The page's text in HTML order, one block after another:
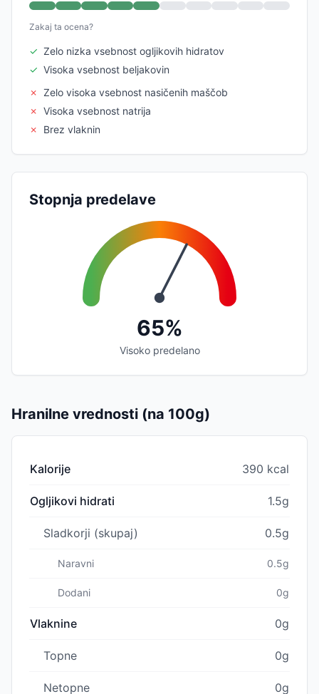
Zakaj ta ocena?
✓ Zelo nizka vsebnost ogljikovih hidratov
✓ Visoka vsebnost beljakovin
✗ Zelo visoka vsebnost nasičenih maščob
✗ Visoka vsebnost natrija
✗
Brez vlaknin
Stopnja predelave
65%
Visoko predelano
Hranilne vrednosti (na 100g)
Kalorije 390 kcal
Ogljikovi hidrati 1.5g
Sladkorji (skupaj) 0.5g
Naravni 0.5g
Dodani 0g
Vlaknine 0g
Topne 0g
Netopne 0g